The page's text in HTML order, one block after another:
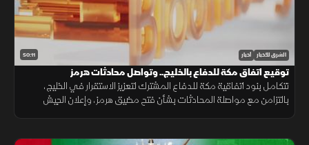
50:11 الشرق للأخبار أخبار
توقيع اتفاق مكة للدفاع بالخليج.. وتواصل محادثات هرمز
تتكامل بنود اتفاقية مكة للدفاع المشترك لتعزيز الاستقرار في الخليج،
بالتزامن مع مواصلة المحادثات بشأن فتح مضيق هرمز، وإعلان الجيش